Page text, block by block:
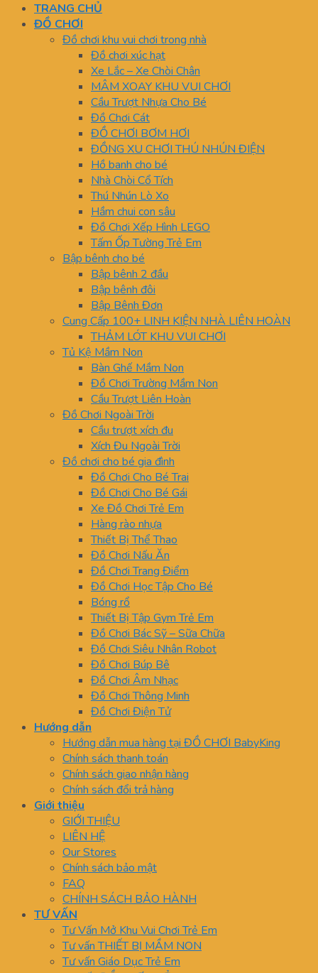
TRANG CHỦ
ĐỒ CHƠI
Đồ chơi khu vui chơi trong nhà
Đồ chơi xúc hạt
Xe Lắc – Xe Chòi Chân
MÂM XOAY KHU VUI CHƠI
Cầu Trượt Nhựa Cho Bé
Đồ Chơi Cát
ĐỒ CHƠI BƠM HƠI
ĐỒNG XU CHƠI THÚ NHÚN ĐIỆN
Hồ banh cho bé
Nhà Chòi Cổ Tích
Thú Nhún Lò Xo
Hầm chui con sâu
Đồ Chơi Xếp Hình LEGO
Tấm Ốp Tường Trẻ Em
Bập bênh cho bé
Bập bênh 2 đầu
Bập bênh đôi
Bập Bênh Đơn
Cung Cấp 100+ LINH KIỆN NHÀ LIÊN HOÀN
THẢM LÓT KHU VUI CHƠI
Tủ Kệ Mầm Non
Bàn Ghế Mầm Non
Đồ Chơi Trường Mầm Non
Cầu Trượt Liên Hoàn
Đồ Chơi Ngoài Trời
Cầu trượt xích đu
Xích Đu Ngoài Trời
Đồ chơi cho bé gia đình
Đồ Chơi Cho Bé Trai
Đồ Chơi Cho Bé Gái
Xe Đồ Chơi Trẻ Em
Hàng rào nhựa
Thiết Bị Thể Thao
Đồ Chơi Nấu Ăn
Đồ Chơi Trang Điểm
Đồ Chơi Học Tập Cho Bé
Bóng rổ
Thiết Bị Tập Gym Trẻ Em
Đồ Chơi Bác Sỹ – Sữa Chữa
Đồ Chơi Siêu Nhân Robot
Đồ Chơi Búp Bê
Đồ Chơi Âm Nhạc
Đồ Chơi Thông Minh
Đồ Chơi Điện Tử
Hướng dẫn
Hướng dẫn mua hàng tại ĐỒ CHƠI BabyKing
Chính sách thanh toán
Chính sách giao nhận hàng
Chính sách đổi trả hàng
Giới thiệu
GIỚI THIỆU
LIÊN HỆ
Our Stores
Chính sách bảo mật
FAQ
CHÍNH SÁCH BẢO HÀNH
TƯ VẤN
Tư Vấn Mở Khu Vui Chơi Trẻ Em
Tư vấn THIẾT BỊ MẦM NON
Tư vấn Giáo Dục Trẻ Em